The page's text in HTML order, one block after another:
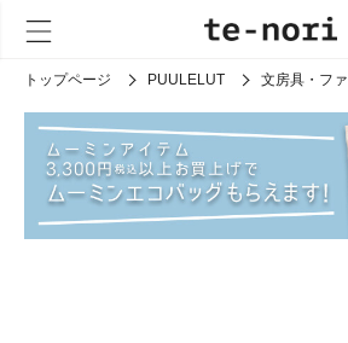
トップページ PUULELUT 文房具・フ